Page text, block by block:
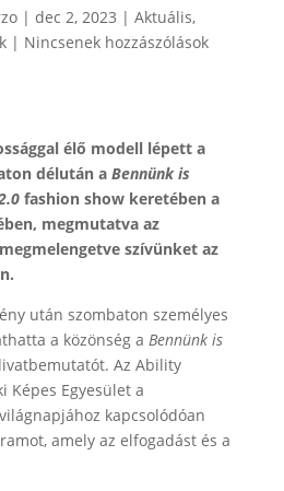
| dec 2, 2023 | Aktuális,
| Nincsenek hozzászólások
élő modell lépett a
délután a Bennünk is
fashion show keretében a
megmutatva az
szívünket az
után szombaton személyes
a közönség a Bennünk is
Az Ability
Képes Egyesület a
kapcsolódóan
amely az elfogadást és a